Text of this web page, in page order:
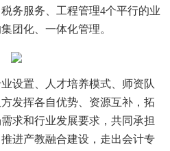
务服务、工程管理4个平行的业
团化、一体化管理。
设置、人才培养模式、师资队
发挥各自优势、资源互补，拓
求和行业发展要求，共同承担
进产教融合建设，走出会计专